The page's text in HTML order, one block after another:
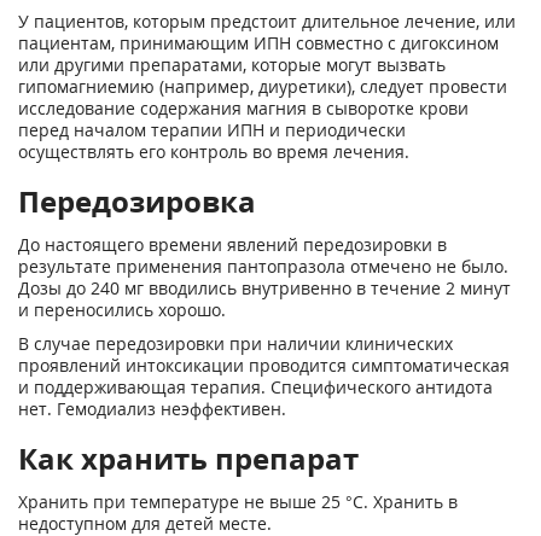
У пациентов, которым предстоит длительное лечение, или
пациентам, принимающим ИПН совместно с дигоксином
или другими препаратами, которые могут вызвать
гипомагниемию (например, диуретики), следует провести
исследование содержания магния в сыворотке крови
перед началом терапии ИПН и периодически
осуществлять его контроль во время лечения.
Передозировка
До настоящего времени явлений передозировки в
результате применения пантопразола отмечено не было.
Дозы до 240 мг вводились внутривенно в течение 2 минут
и переносились хорошо.
В случае передозировки при наличии клинических
проявлений интоксикации проводится симптоматическая
и поддерживающая терапия. Специфического антидота
нет. Гемодиализ неэффективен.
Как хранить препарат
Хранить при температуре не выше 25 °С. Хранить в
недоступном для детей месте.